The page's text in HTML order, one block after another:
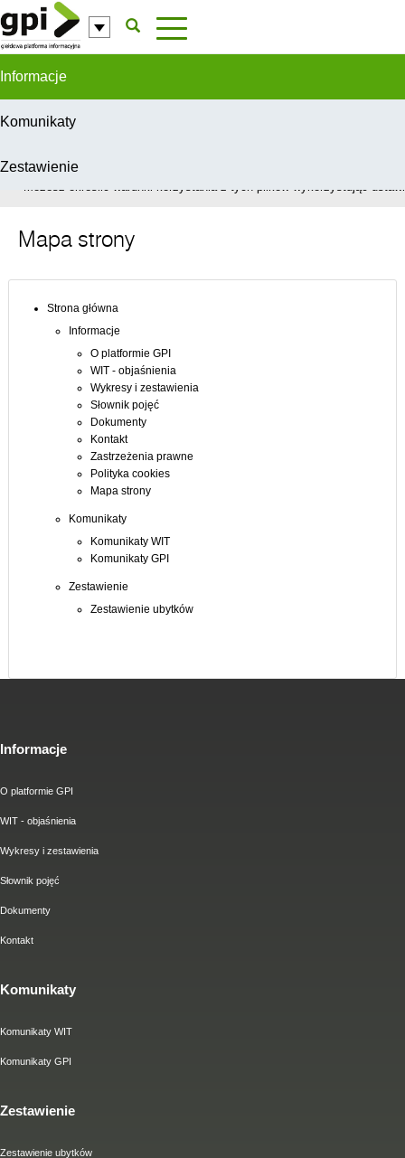
Przejdź do komentarzy
Informacje
Komunikaty
Zestawienie
W celu świadczenia usług na najwyższym poziomie, serwis GPI
Możesz określić warunki korzystania z tych plików wykorzystując
Mapa strony
Strona główna
Informacje
O platformie GPI
WIT - objaśnienia
Wykresy i zestawienia
Słownik pojęć
Dokumenty
Kontakt
Zastrzeżenia prawne
Polityka cookies
Mapa strony
Komunikaty
Komunikaty WIT
Komunikaty GPI
Zestawienie
Zestawienie ubytków
Informacje
O platformie GPI
WIT - objaśnienia
Wykresy i zestawienia
Słownik pojęć
Dokumenty
Kontakt
Komunikaty
Komunikaty WIT
Komunikaty GPI
Zestawienie
Zestawienie ubytków